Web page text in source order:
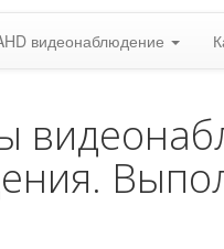
видеонаблюдение